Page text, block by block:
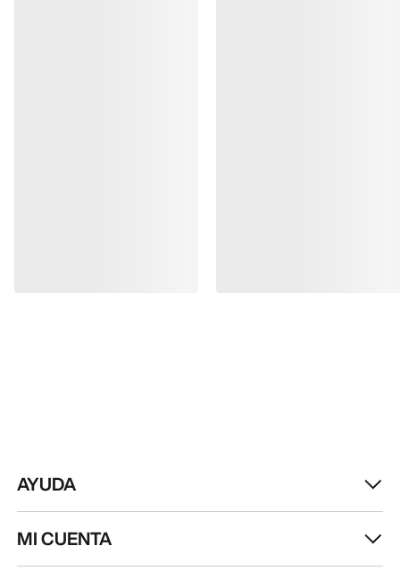
AYUDA
MI CUENTA